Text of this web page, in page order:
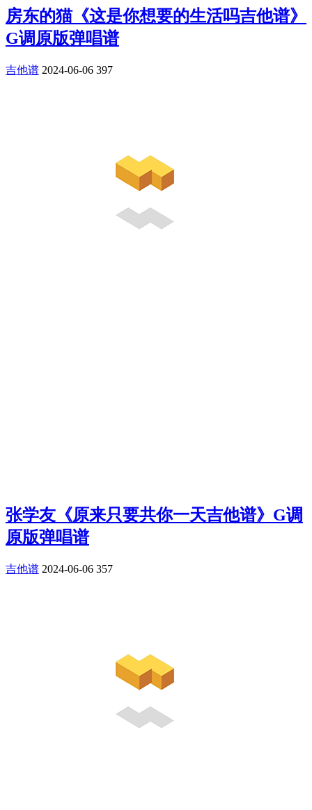
房东的猫《这是你想要的生活吗吉他谱》
G调原版弹唱谱
吉他谱 2024-06-06 397
张学友《原来只要共你一天吉他谱》G调
原版弹唱谱
吉他谱 2024-06-06 357